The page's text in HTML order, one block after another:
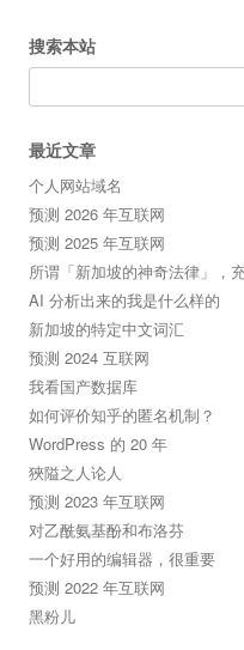
搜索本站
for:
最近文章
个人网站域名
预测 2026 年互联网
预测 2025 年互联网
所谓「新加坡的神奇法律」，
AI 分析出来的我是什么样的
新加坡的特定中文词汇
预测 2024 互联网
我看国产数据库
如何评价知乎的匿名机制？
WordPress 的 20 年
狹隘之人论人
预测 2023 年互联网
对乙酰氨基酚和布洛芬
一个好用的编辑器，很重要
预测 2022 年互联网
黑粉儿